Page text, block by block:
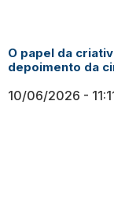
O papel da
depoimento da
10/06/2026